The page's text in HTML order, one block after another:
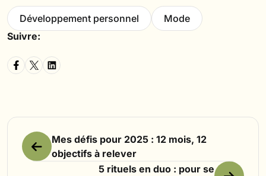
Développement personnel
Mode
Suivre:
Mes défis pour 2025 : 12 mois, 12
objectifs à relever
5 rituels en duo : pour se